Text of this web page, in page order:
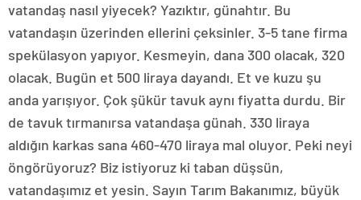
vatandaş nasıl yiyecek? Yazıktır, günahtır. Bu
vatandaşın üzerinden ellerini çeksinler. 3-5 tane firma
spekülasyon yapıyor. Kesmeyin, dana 300 olacak, 320
olacak. Bugün et 500 liraya dayandı. Et ve kuzu şu
anda yarışıyor. Çok şükür tavuk aynı fiyatta durdu. Bir
de tavuk tırmanırsa vatandaşa günah. 330 liraya
aldığın karkas sana 460-470 liraya mal oluyor. Peki neyi
öngörüyoruz? Biz istiyoruz ki taban düşsün,
vatandaşımız et yesin. Sayın Tarım Bakanımız, büyük